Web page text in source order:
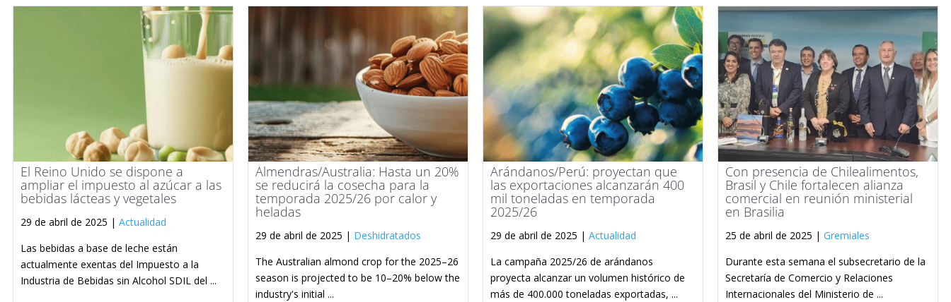
El Reino Unido se dispone a
ampliar el impuesto al azúcar a las
bebidas lácteas y vegetales
29 de abril de 2025 | Actualidad
Las bebidas a base de leche están
actualmente exentas del Impuesto a la
Industria de Bebidas sin Alcohol SDIL del ...
Almendras/Australia: Hasta un 20%
se reducirá la cosecha para la
temporada 2025/26 por calor y
heladas
29 de abril de 2025 | Deshidratados
The Australian almond crop for the 2025–26
season is projected to be 10–20% below the
industry's initial ...
Arándanos/Perú: proyectan que
las exportaciones alcanzarán 400
mil toneladas en temporada
2025/26
29 de abril de 2025 | Actualidad
La campaña 2025/26 de arándanos
proyecta alcanzar un volumen histórico de
más de 400.000 toneladas exportadas, ...
Con presencia de Chilealimentos,
Brasil y Chile fortalecen alianza
comercial en reunión ministerial
en Brasilia
25 de abril de 2025 | Gremiales
Durante esta semana el subsecretario de la
Secretaría de Comercio y Relaciones
Internacionales del Ministerio de ...